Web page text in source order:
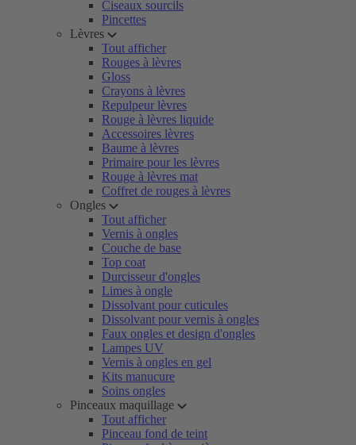
Ciseaux sourcils
Pincettes
Lèvres
Tout afficher
Rouges à lèvres
Gloss
Crayons à lèvres
Repulpeur lèvres
Rouge à lèvres liquide
Accessoires lèvres
Baume à lèvres
Primaire pour les lèvres
Rouge à lèvres mat
Coffret de rouges à lèvres
Ongles
Tout afficher
Vernis à ongles
Couche de base
Top coat
Durcisseur d'ongles
Limes à ongle
Dissolvant pour cuticules
Dissolvant pour vernis à ongles
Faux ongles et design d'ongles
Lampes UV
Vernis à ongles en gel
Kits manucure
Soins ongles
Pinceaux maquillage
Tout afficher
Pinceau fond de teint